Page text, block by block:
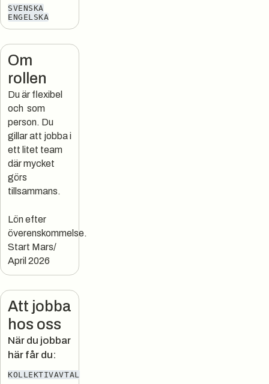
SVENSKA
ENGELSKA
Om
rollen
Du är flexibel
och som
person. Du
gillar att jobba i
ett litet team
där mycket
görs
tillsammans.
Lön efter
överenskommelse.
Start Mars/
April 2026
Att jobba
hos oss
När du jobbar
här får du:
KOLLEKTIVAVTAL